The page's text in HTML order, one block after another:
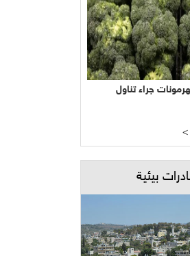
جراء تناول
بيئية